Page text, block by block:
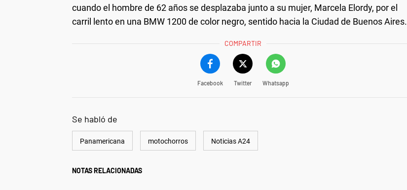
cuando el hombre de 62 años se desplazaba junto a su mujer, Marcela Elordy, por el
carril lento en una BMW 1200 de color negro, sentido hacia la Ciudad de Buenos Aires.
COMPARTIR
Facebook Twitter Whatsapp
Se habló de
Panamericana motochorros Noticias A24
NOTAS RELACIONADAS